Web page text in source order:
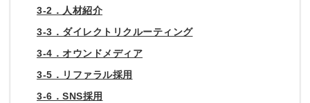
3-2．人材紹介
3-3．ダイレクトリクルーティング
3-4．オウンドメディア
3-5．リファラル採用
3-6．SNS採用